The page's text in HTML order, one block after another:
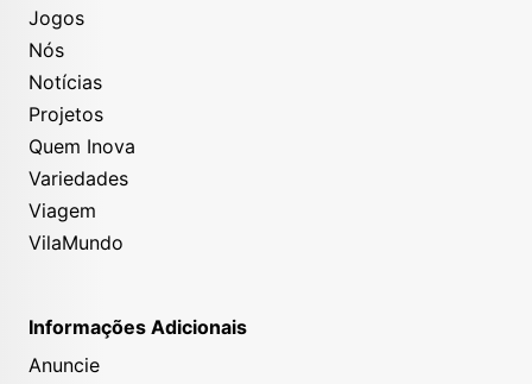
Jogos
Nós
Notícias
Projetos
Quem Inova
Variedades
Viagem
VilaMundo
Informações Adicionais
Anuncie